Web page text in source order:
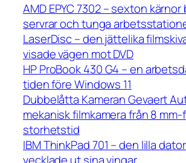
AMD EPYC 7302 – sexton
servrar och tunga
LaserDisc – den jättelika
visade vägen mot DVD
HP ProBook 430 G4 – en
tiden före Windows 11
Dubbelåtta Kameran Gevaert
mekanisk filmkamera från 8
storhetstid
IBM ThinkPad 701 – den lilla